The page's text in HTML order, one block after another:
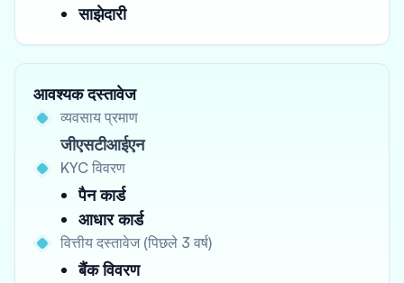
साझेदारी
आवश्यक दस्तावेज
व्यवसाय प्रमाण
जीएसटीआईएन
KYC विवरण
पैन कार्ड
आधार कार्ड
वित्तीय दस्तावेज (पिछले 3 वर्ष)
बैंक विवरण